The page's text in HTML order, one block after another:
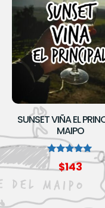
SUNSET VIÑA EL
MAIPO
Avaliação
5.00
$143